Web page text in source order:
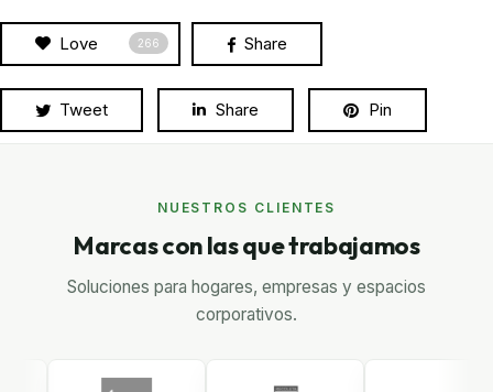
Love 266 Share
Tweet Share Pin
NUESTROS CLIENTES
Marcas con las que trabajamos
Soluciones para hogares, empresas y espacios
corporativos.